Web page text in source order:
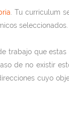
. Tu curriculum
seleccionados.
trabajo que
de no existir
cuyo